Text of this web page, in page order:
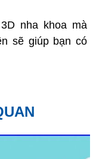
nha khoa mà
sẽ giúp bạn có